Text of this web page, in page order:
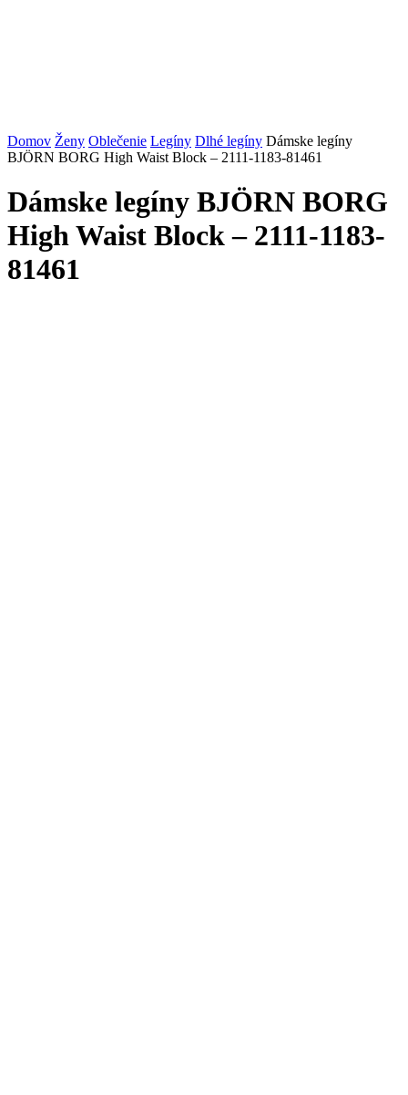
Domov Ženy Oblečenie Legíny Dlhé legíny Dámske legíny
BJÖRN BORG High Waist Block – 2111-1183-81461
Dámske legíny BJÖRN BORG
High Waist Block – 2111-1183-
81461